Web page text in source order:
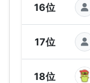
16位
17位
18位